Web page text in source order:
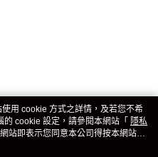
用 cookie 方式之詳情，及若您不希
cookie 設定，請參閱本網站「 隱私
站即表示您同意本公司得按本網站使